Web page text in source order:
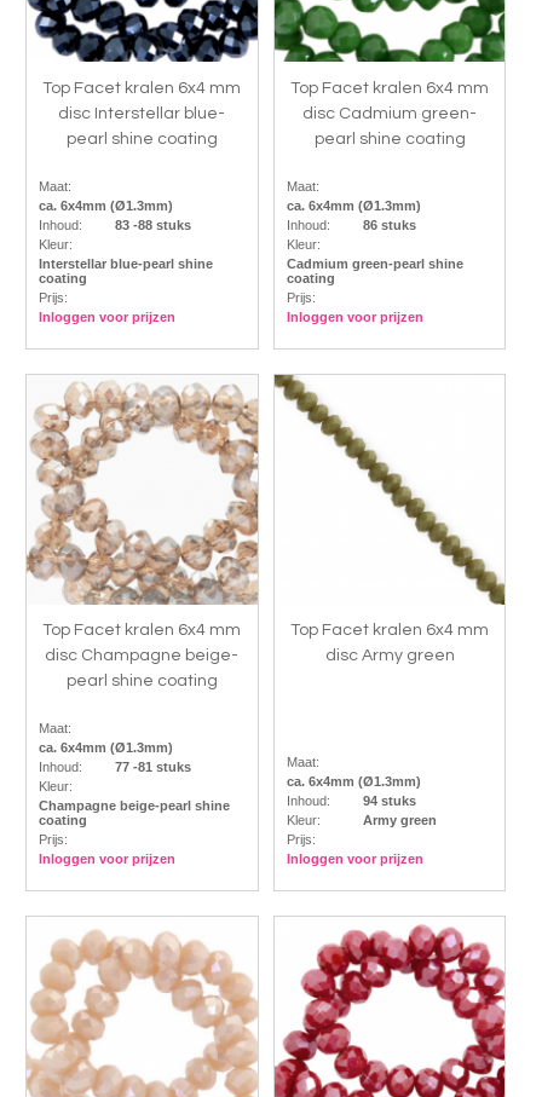
Top Facet kralen 6x4 mm
disc Interstellar blue-
pearl shine coating
Maat:
ca. 6x4mm (Ø1.3mm)
Inhoud:
83 -88 stuks
Kleur:
Interstellar blue-pearl shine
coating
Prijs:
Inloggen voor prijzen
Top Facet kralen 6x4 mm
disc Cadmium green-
pearl shine coating
Maat:
ca. 6x4mm (Ø1.3mm)
Inhoud:
86 stuks
Kleur:
Cadmium green-pearl shine
coating
Prijs:
Inloggen voor prijzen
Top Facet kralen 6x4 mm
disc Champagne beige-
pearl shine coating
Maat:
ca. 6x4mm (Ø1.3mm)
Inhoud:
77 -81 stuks
Kleur:
Champagne beige-pearl shine
coating
Prijs:
Inloggen voor prijzen
Top Facet kralen 6x4 mm
disc Army green
Maat:
ca. 6x4mm (Ø1.3mm)
Inhoud:
94 stuks
Kleur:
Army green
Prijs:
Inloggen voor prijzen